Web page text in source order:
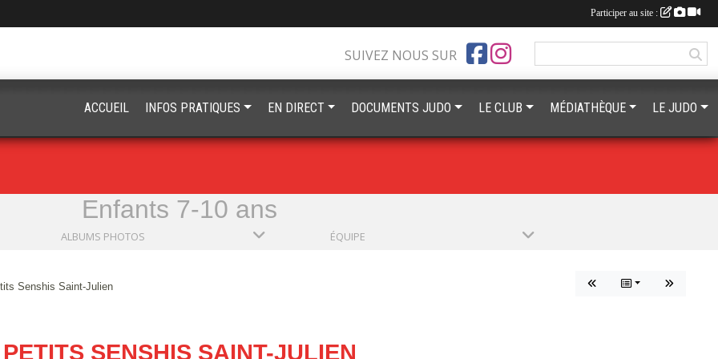
Enfants 7-10 ans
ALBUMS PHOTOS ÉQUIPE
Senshis Saint-Julien
PETITS SENSHIS SAINT-JULIEN
SUIVEZ NOUS SUR
ACCUEIL INFOS PRATIQUES EN DIRECT DOCUMENTS JUDO LE CLUB MÉDIATHÈQUE LE JUDO
Participer au site :